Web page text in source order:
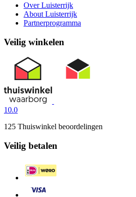
Over Luisterrijk
About Luisterrijk
Partnerprogramma
Veilig winkelen
10.0
125 Thuiswinkel beoordelingen
Veilig betalen